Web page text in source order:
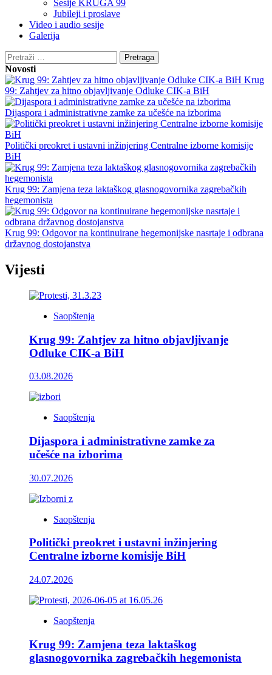
Sesije KRUGA 99
Jubileji i proslave
Video i audio sesije
Galerija
Pretraga:
Novosti
Krug
99: Zahtjev za hitno objavljivanje Odluke CIK-a BiH
Dijaspora i administrativne zamke za učešće na izborima
Politički preokret i ustavni inžinjering Centralne izborne komisije
BiH
Krug 99: Zamjena teza laktaškog glasnogovornika zagrebačkih
hegemonista
Krug 99: Odgovor na kontinuirane hegemonijske nasrtaje i odbrana
državnog dostojanstva
Vijesti
Saopštenja
Krug 99: Zahtjev za hitno objavljivanje
Odluke CIK-a BiH
03.08.2026
Saopštenja
Dijaspora i administrativne zamke za
učešće na izborima
30.07.2026
Saopštenja
Politički preokret i ustavni inžinjering
Centralne izborne komisije BiH
24.07.2026
Saopštenja
Krug 99: Zamjena teza laktaškog
glasnogovornika zagrebačkih hegemonista